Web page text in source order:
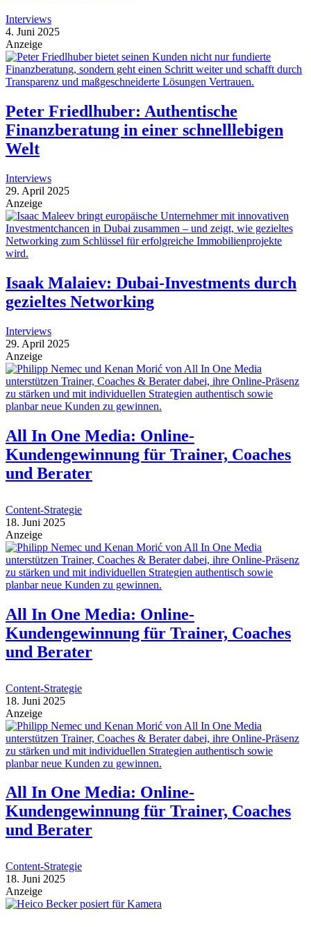
Interviews
4. Juni 2025
Anzeige
Peter Friedlhuber: Authentische
Finanzberatung in einer schnelllebigen
Welt
Interviews
29. April 2025
Anzeige
Isaak Malaiev: Dubai-Investments durch
gezieltes Networking
Interviews
29. April 2025
Anzeige
All In One Media: Online-
Kundengewinnung für Trainer, Coaches
und Berater
Content-Strategie
18. Juni 2025
Anzeige
All In One Media: Online-
Kundengewinnung für Trainer, Coaches
und Berater
Content-Strategie
18. Juni 2025
Anzeige
All In One Media: Online-
Kundengewinnung für Trainer, Coaches
und Berater
Content-Strategie
18. Juni 2025
Anzeige